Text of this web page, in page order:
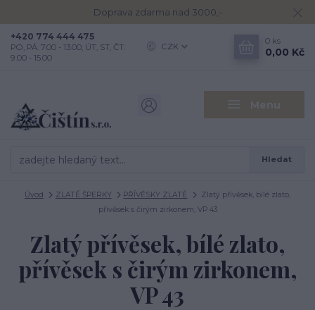
Doprava zdarma nad 3000,-
Menu
CZK
Hledat
+420 774 444 475
PO, PÁ: 7.00 - 13.00, ÚT, ST, ČT:
9.00 - 15.00
0 ks
0,00 Kč
Úvod ZLATÉ ŠPERKY PŘÍVĚSKY ZLATÉ
Zlatý přívěsek, bílé zlato,
přívěsek s čirým zirkonem, VP 43
Zlatý přívěsek, bílé zlato,
přívěsek s čirým zirkonem,
VP 43